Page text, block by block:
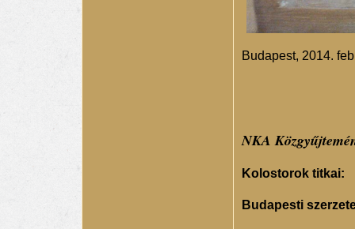
Budapest, 2014.
NKA
Kolostorok titkai:
Budapesti